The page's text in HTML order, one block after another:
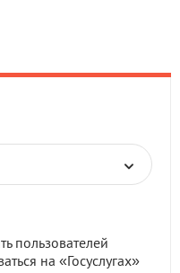
пользователей
на «Госуслугах»